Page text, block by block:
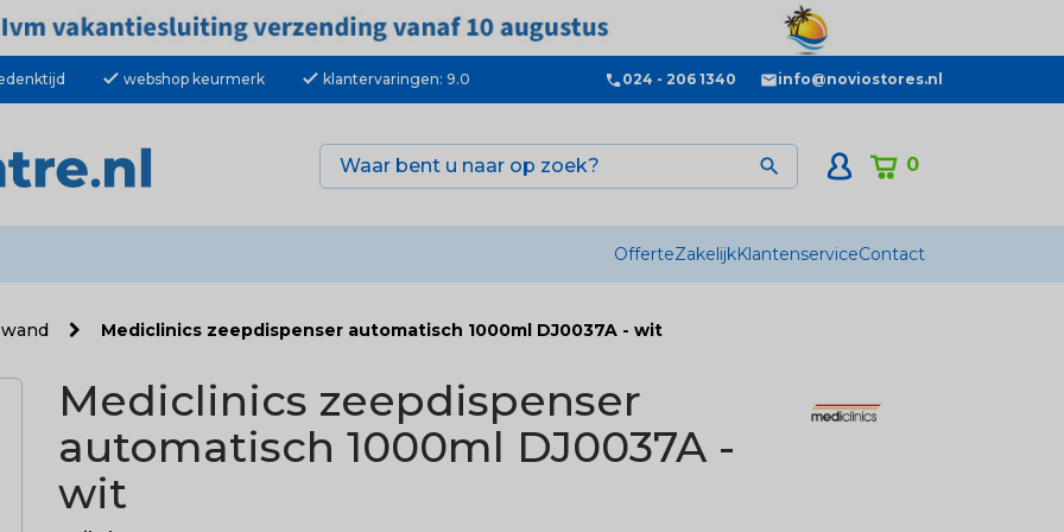
check webshop keurmerk check klantervaringen: 9.0 024 - 206 1340 info@noviostores.nl
0

OfferteZakelijkKlantenserviceContact
Mediclinics zeepdispenser automatisch 1000ml DJ0037A - wit
Mediclinics zeepdispenser
automatisch 1000ml DJ0037A -
wit